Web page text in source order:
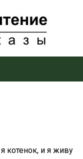
котенок, и я живу